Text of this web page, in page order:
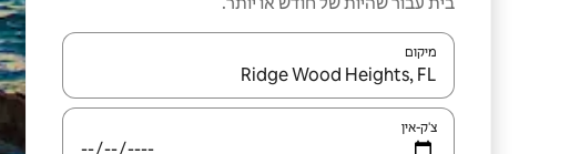
מיקום
כאשר התוצאות יהיו זמינות, יש לנווט עם מקשי החיצים למעלה
צ'ק-אין